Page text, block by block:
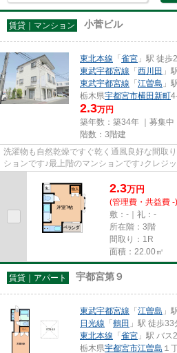
賃貸｜マンション 小菅ビル
東北本線 「雀宮 」駅 徒歩
東武宇都宮線 「西川田 」
東武宇都宮線 「江曽島 」
栃木県宇都宮市横田新町
2.3万円
築年数：築34年 ｜募集中
階数：3階建
洗濯物も自然乾燥ですぐ乾く通風良好な間取
ションです♪最上階のマンションです♪クレジ
ただけるので、決済の手間が...
2.3万円
(管理費・共益費 -)
敷：-｜礼：-
所在階：3階
間取り：1R
面積：22.00㎡
賃貸｜アパート 宇都宮第９
東武宇都宮線 「江曽島 」
日光線 「鶴田 」駅 徒歩33
東北本線 「雀宮 」駅 バ
栃木県宇都宮市江曽島 １